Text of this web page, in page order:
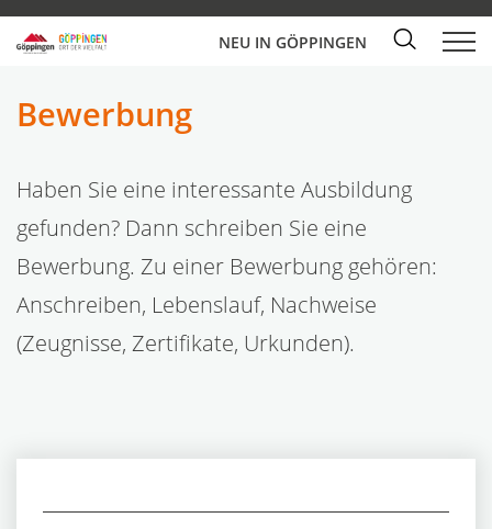
NEU IN GÖPPINGEN
Bewerbung
Haben Sie eine interessante Ausbildung
gefunden? Dann schreiben Sie eine
Bewerbung. Zu einer Bewerbung gehören:
Anschreiben, Lebenslauf, Nachweise
(Zeugnisse, Zertifikate, Urkunden).